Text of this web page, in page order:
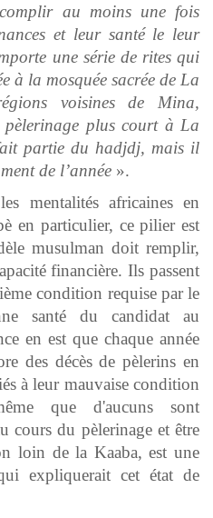
au moins une fois
et leur santé le leur
une série de rites qui
à la mosquée sacrée de La
voisines de Mina,
plus court à La
partie du hadjdj, mais il
de l’année ».
mentalités africaines en
en particulier, ce pilier est
musulman doit remplir,
financière. Ils passent
condition requise par le
santé du candidat au
en est que chaque année
des décès de pèlerins en
à leur mauvaise condition
que d'aucuns sont
cours du pèlerinage et être
loin de la Kaaba, est une
expliquerait cet état de